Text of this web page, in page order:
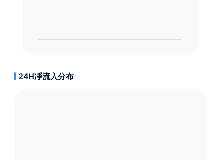
24H凈流入分布